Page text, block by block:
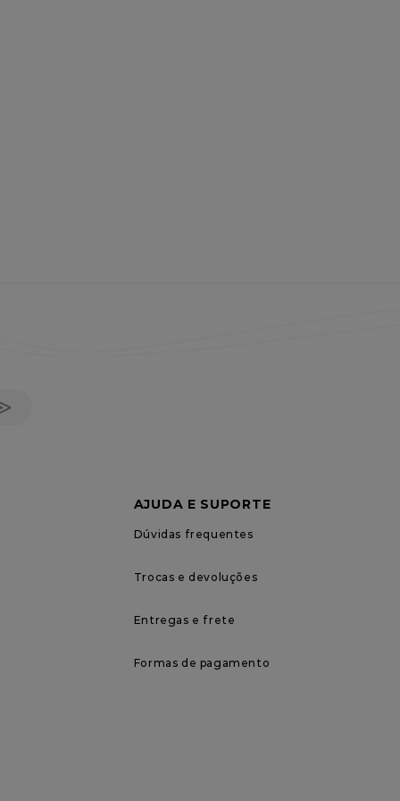
AJUDA E SUPORTE
Dúvidas frequentes
Trocas e devoluções
Entregas e frete
Formas de pagamento